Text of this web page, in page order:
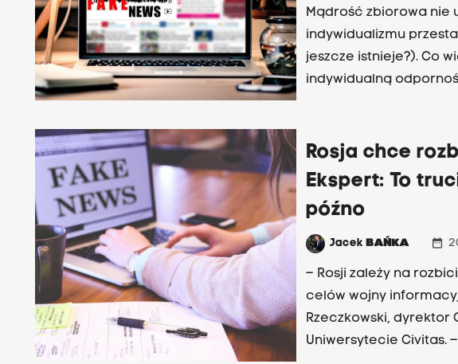
Mądrość zbiorowa nie
indywidualizmu
jeszcze istnieje?). Co
indywidualną
Rosja chce
Ekspert: To
późno
JacekBAŃKA date_range
– Rosji zależy na
celów wojny
Rzeczkowski, dyrektor
Uniwersytecie Civitas.